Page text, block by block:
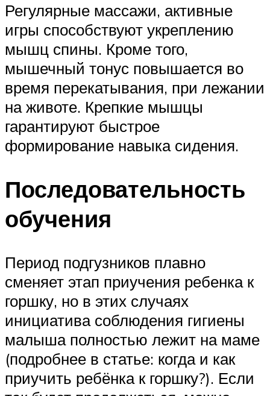
Регулярные массажи, активные
игры способствуют укреплению
мышц спины. Кроме того,
мышечный тонус повышается во
время перекатывания, при лежании
на животе. Крепкие мышцы
гарантируют быстрое
формирование навыка сидения.
Последовательность
обучения
Период подгузников плавно
сменяет этап приучения ребенка к
горшку, но в этих случаях
инициатива соблюдения гигиены
малыша полностью лежит на маме
(подробнее в статье: когда и как
приучить ребёнка к горшку?). Если